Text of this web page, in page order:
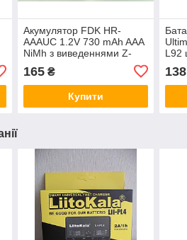
Акумулятор FDK HR-
AAAUC 1.2V 730 mAh AAA
NiMh з виведеннями Z-
165₴
Купити
L92
138